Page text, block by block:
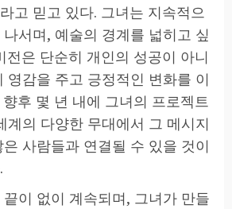
고 믿고 있다. 그녀는 지속적으
서며, 예술의 경계를 넓히고 싶
전은 단순히 개인의 성공이 아니
영감을 주고 긍정적인 변화를 이
후 몇 년 내에 그녀의 프로젝트
계의 다양한 무대에서 그 메시지
사람들과 연결될 수 있을 것이
이 없이 계속되며, 그녀가 만들